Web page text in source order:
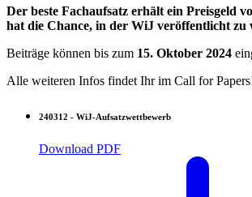
Der beste Fachaufsatz erhält ein Preisgeld
hat die Chance, in der WiJ veröffentlicht zu
Beiträge können bis zum 15. Oktober 2024
Alle weiteren Infos findet Ihr im Call for
240312 - WiJ-Aufsatzwettbewerb
Download PDF